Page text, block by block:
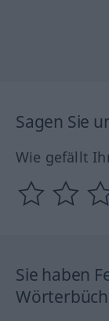
Sagen Sie
Wie gefällt
Sie haben